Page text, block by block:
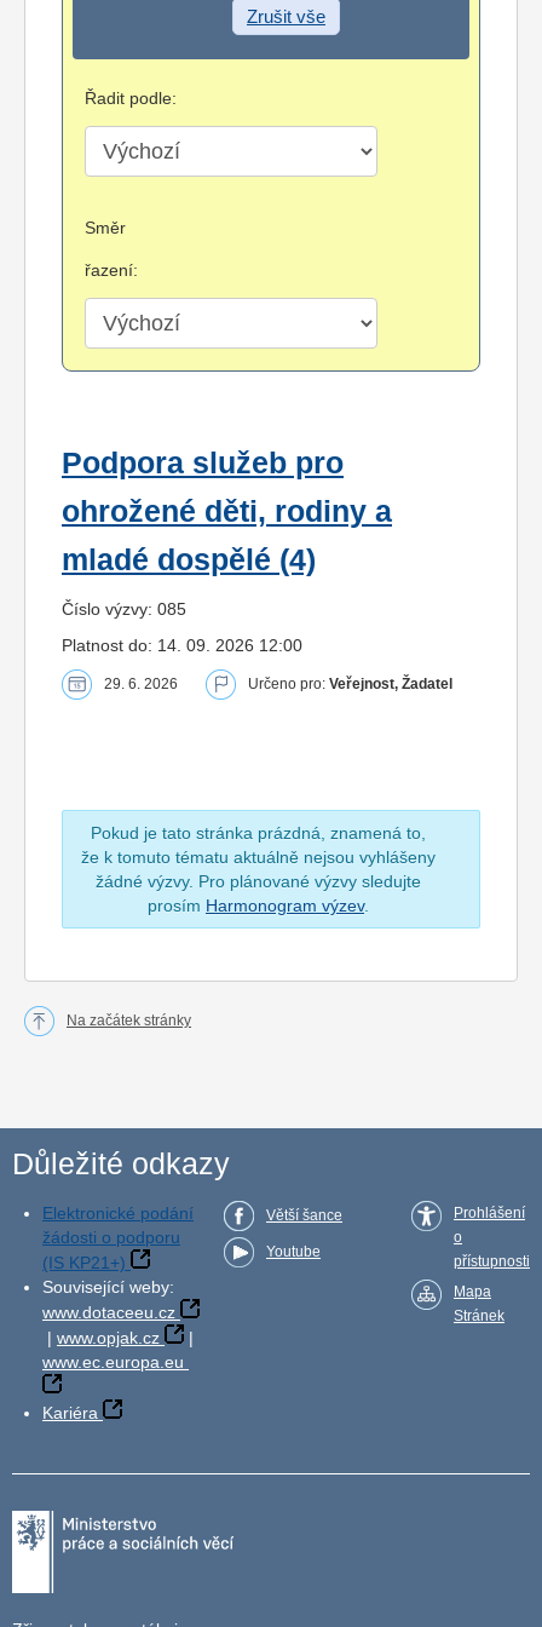
Zrušit vše
Řadit podle:
Směr
řazení:
Podpora služeb pro
ohrožené děti, rodiny a
mladé dospělé (4)
Číslo výzvy: 085
Platnost do: 14. 09. 2026 12:00
29. 6. 2026 Určeno pro: Veřejnost, Žadatel
Pokud je tato stránka prázdná, znamená to,
že k tomuto tématu aktuálně nejsou vyhlášeny
žádné výzvy. Pro plánované výzvy sledujte
prosím Harmonogram výzev.
Na začátek stránky
Důležité odkazy
Elektronické podání
žádosti o podporu
(IS KP21+)
Související weby:
www.dotaceeu.cz
| www.opjak.cz
|
www.ec.europa.eu
Kariéra
Větší šance
Youtube
Prohlášení
o
přístupnosti
Mapa
Stránek